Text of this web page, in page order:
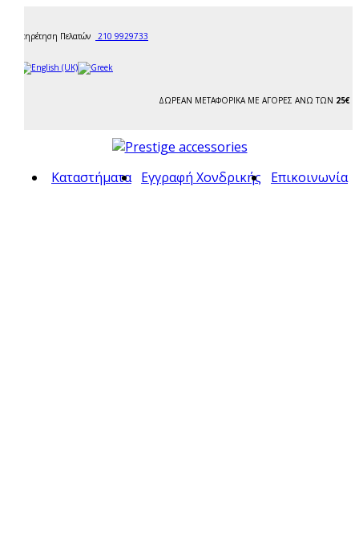
Εξυπηρέτηση Πελατών 210 9929733
ΔΩΡΕΑΝ ΜΕΤΑΦΟΡΙΚΑ ΜΕ ΑΓΟΡΕΣ ΑΝΩ ΤΩΝ 25€
Καταστήματα Εγγραφή Χονδρικής Επικοινωνία